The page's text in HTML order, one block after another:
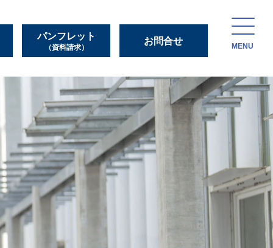
パンフレット
（資料請求）
お問合せ
MENU